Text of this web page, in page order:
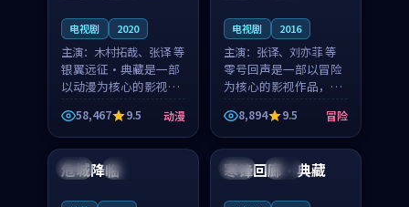
电视剧 2020
主演： 木村拓哉、张译 等
银翼远征·典藏是一部
以动漫为核心的影视作
品，围绕危机、反转与
人物成长展开，整体节
奏紧凑，值得推荐观
看。
58,467 9.5 动漫
电视剧 2016
主演： 张译、刘亦菲 等
零号回声是一部以冒险
为核心的影视作品，围
绕危机、反转与人物成
长展开，整体节奏紧
凑，值得推荐观看。
8,894 9.5 冒险
英国 杜比
危城降临 英国 高分
寒锋回廊·典藏